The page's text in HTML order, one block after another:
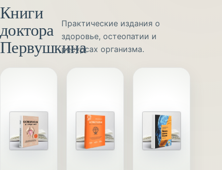
Книги
доктора
Первушкина
Практические издания о
здоровье, остеопатии и
ресурсах организма.